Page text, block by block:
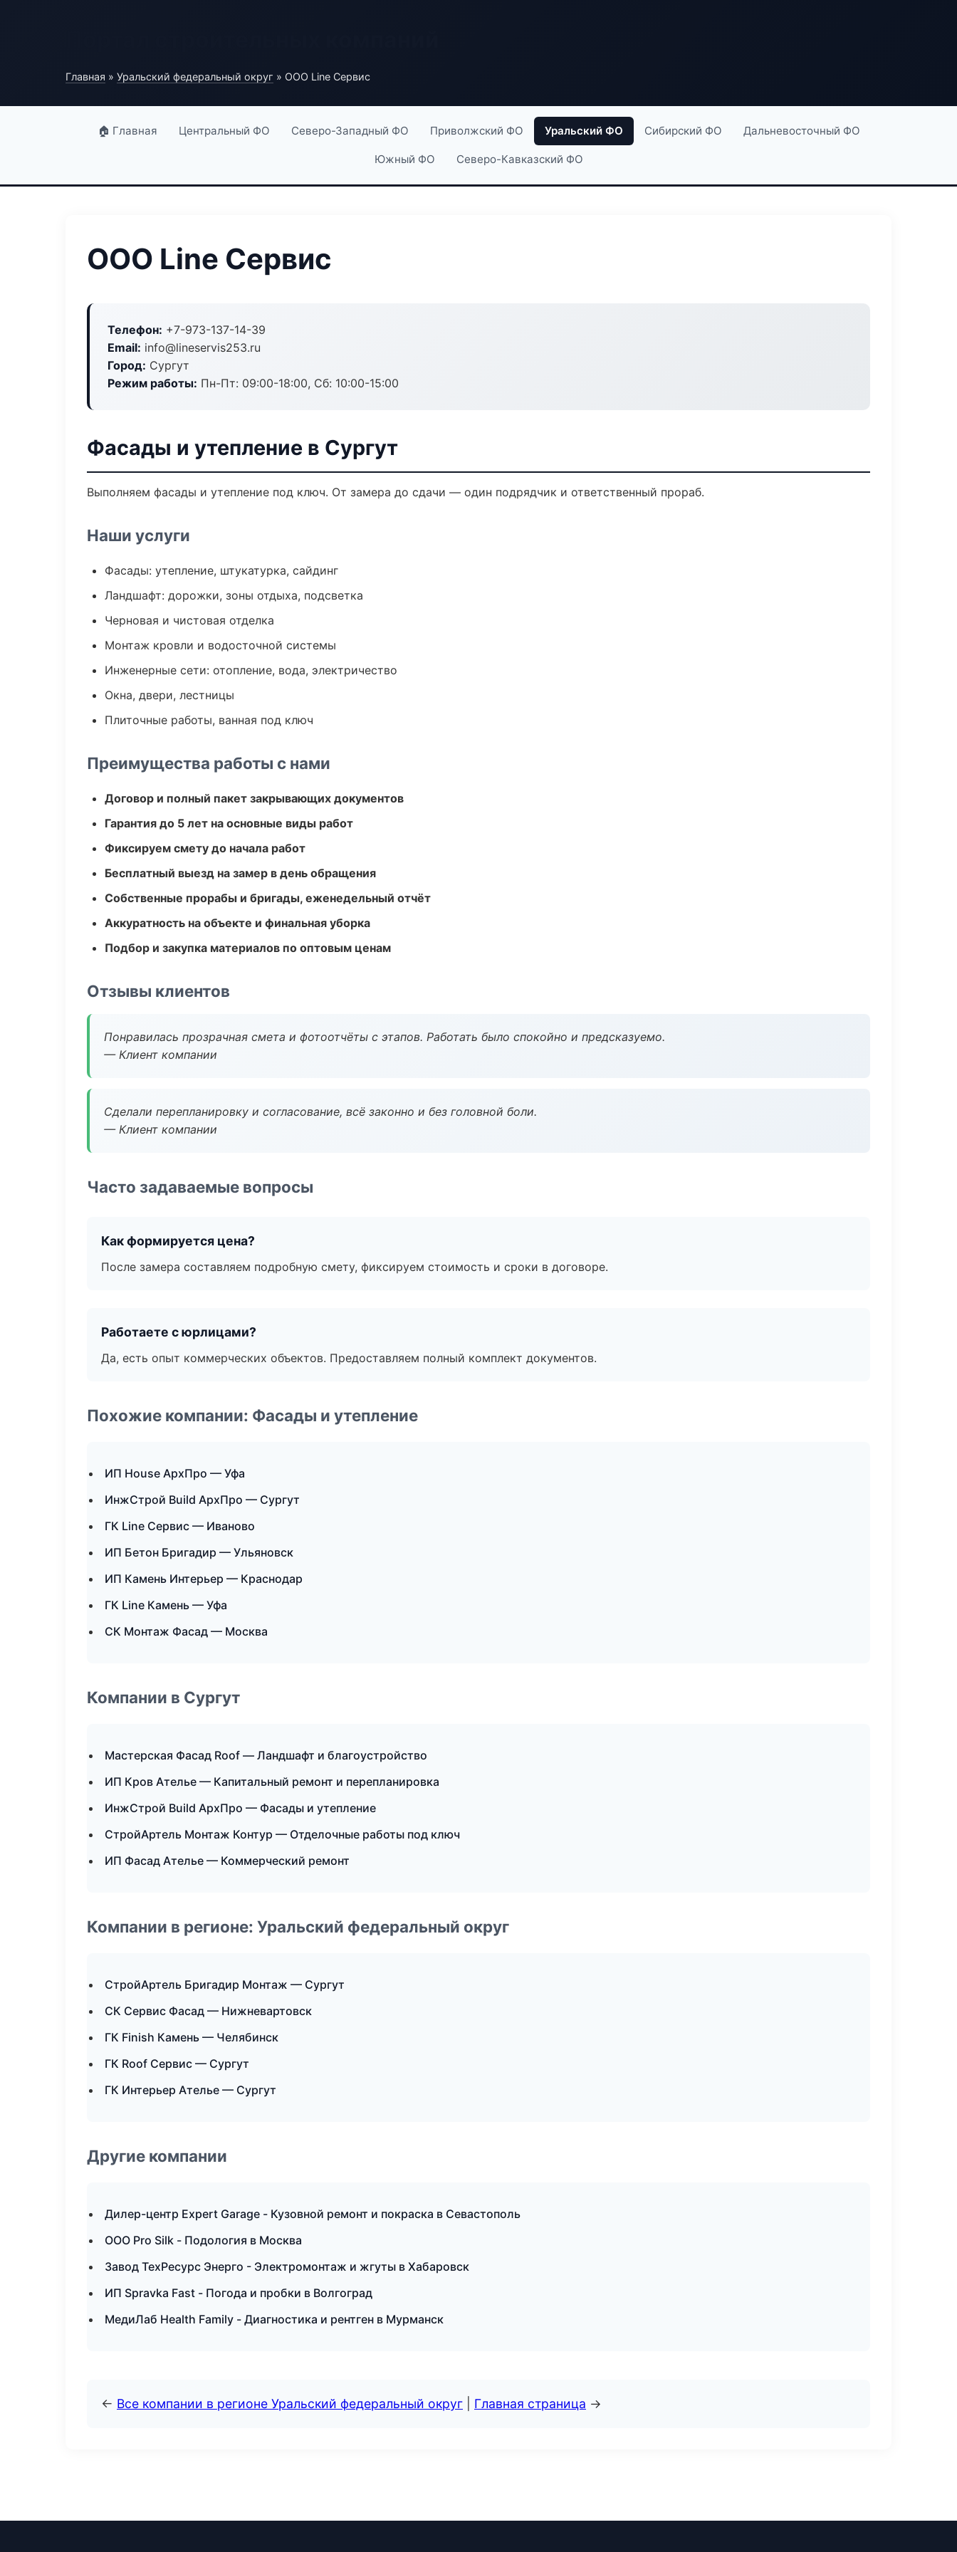
Главная » Уральский федеральный округ » ООО Line Сервис
🏠 Главная Центральный ФО Северо-Западный ФО Приволжский ФО Уральский ФО Сибирский ФО Дальневосточный ФО
Южный ФО Северо-Кавказский ФО
ООО Line Сервис
Телефон: +7-973-137-14-39
Email: info@lineservis253.ru
Город: Сургут
Режим работы: Пн-Пт: 09:00-18:00, Сб: 10:00-15:00
Фасады и утепление в Сургут
Выполняем фасады и утепление под ключ. От замера до сдачи — один подрядчик и ответственный прораб.
Наши услуги
Фасады: утепление, штукатурка, сайдинг
Ландшафт: дорожки, зоны отдыха, подсветка
Черновая и чистовая отделка
Монтаж кровли и водосточной системы
Инженерные сети: отопление, вода, электричество
Окна, двери, лестницы
Плиточные работы, ванная под ключ
Преимущества работы с нами
Договор и полный пакет закрывающих документов
Гарантия до 5 лет на основные виды работ
Фиксируем смету до начала работ
Бесплатный выезд на замер в день обращения
Собственные прорабы и бригады, еженедельный отчёт
Аккуратность на объекте и финальная уборка
Подбор и закупка материалов по оптовым ценам
Отзывы клиентов
Понравилась прозрачная смета и фотоотчёты с этапов. Работать было спокойно и предсказуемо.
— Клиент компании
Сделали перепланировку и согласование, всё законно и без головной боли.
— Клиент компании
Часто задаваемые вопросы
Как формируется цена?
После замера составляем подробную смету, фиксируем стоимость и сроки в договоре.
Работаете с юрлицами?
Да, есть опыт коммерческих объектов. Предоставляем полный комплект документов.
Похожие компании: Фасады и утепление
ИП House АрхПро — Уфа
ИнжСтрой Build АрхПро — Сургут
ГК Line Сервис — Иваново
ИП Бетон Бригадир — Ульяновск
ИП Камень Интерьер — Краснодар
ГК Line Камень — Уфа
СК Монтаж Фасад — Москва
Компании в Сургут
Мастерская Фасад Roof — Ландшафт и благоустройство
ИП Кров Ателье — Капитальный ремонт и перепланировка
ИнжСтрой Build АрхПро — Фасады и утепление
СтройАртель Монтаж Контур — Отделочные работы под ключ
ИП Фасад Ателье — Коммерческий ремонт
Компании в регионе: Уральский федеральный округ
СтройАртель Бригадир Монтаж — Сургут
СК Сервис Фасад — Нижневартовск
ГК Finish Камень — Челябинск
ГК Roof Сервис — Сургут
ГК Интерьер Ателье — Сургут
Другие компании
Дилер-центр Expert Garage - Кузовной ремонт и покраска в Севастополь
ООО Pro Silk - Подология в Москва
Завод ТехРесурс Энерго - Электромонтаж и жгуты в Хабаровск
ИП Spravka Fast - Погода и пробки в Волгоград
МедиЛаб Health Family - Диагностика и рентген в Мурманск
← Все компании в регионе Уральский федеральный округ Главная страница →